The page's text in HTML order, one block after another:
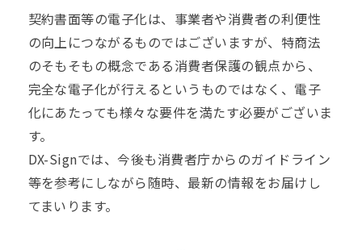
契約書面等の電子化は、事業者や消費者の利便性
の向上につながるものではございますが、特商法
のそもそもの概念である消費者保護の観点から、
完全な電子化が行えるというものではなく、電子
化にあたっても様々な要件を満たす必要がございま
す。
DX-Signでは、今後も消費者庁からのガイドライン
等を参考にしながら随時、最新の情報をお届けし
てまいります。